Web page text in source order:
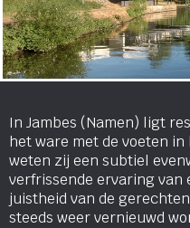
In Jambes (Namen) ligt
het ware met de voeten
weten zij een subtiel
verfrissende ervaring van
juistheid van de
steeds weer vernieuwd